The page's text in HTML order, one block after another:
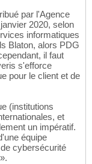
par l'Agence
2020, selon
informatiques
Blaton, alors PDG
il faut
s'efforce
pour le client et de
(institutions
et
un impératif.
équipe
cybersécurité